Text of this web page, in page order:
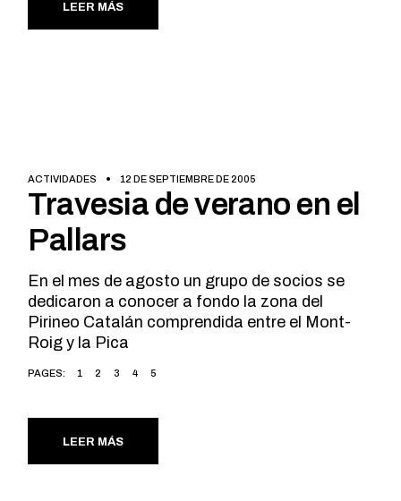
LEER MÁS
ACTIVIDADES 12 DE SEPTIEMBRE DE 2005
Travesia de verano en el
Pallars
En el mes de agosto un grupo de socios se
dedicaron a conocer a fondo la zona del
Pirineo Catalán comprendida entre el Mont-
Roig y la Pica
PAGES: 1 2 3 4 5
LEER MÁS